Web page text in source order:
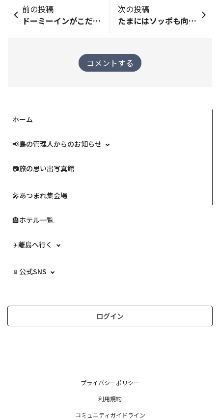
前の投稿
ドーミーインがこだわりたい “駐車場”
次の投稿
たまにはソッポも向きます。
コメントする
ホーム
📢島の管理人からのお知らせ
📷️旅の思い出写真館
🎤あつまれ集会場
🏨ホテル一覧
✈️離島へ行く
📱公式SNS
ログイン
プライバシーポリシー
利用規約
コミュニティガイドライン